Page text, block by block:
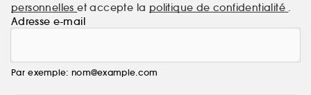
personnelleset accepte la politique de confidentialité .
Adresse e-mail
Par exemple: nom@example.com